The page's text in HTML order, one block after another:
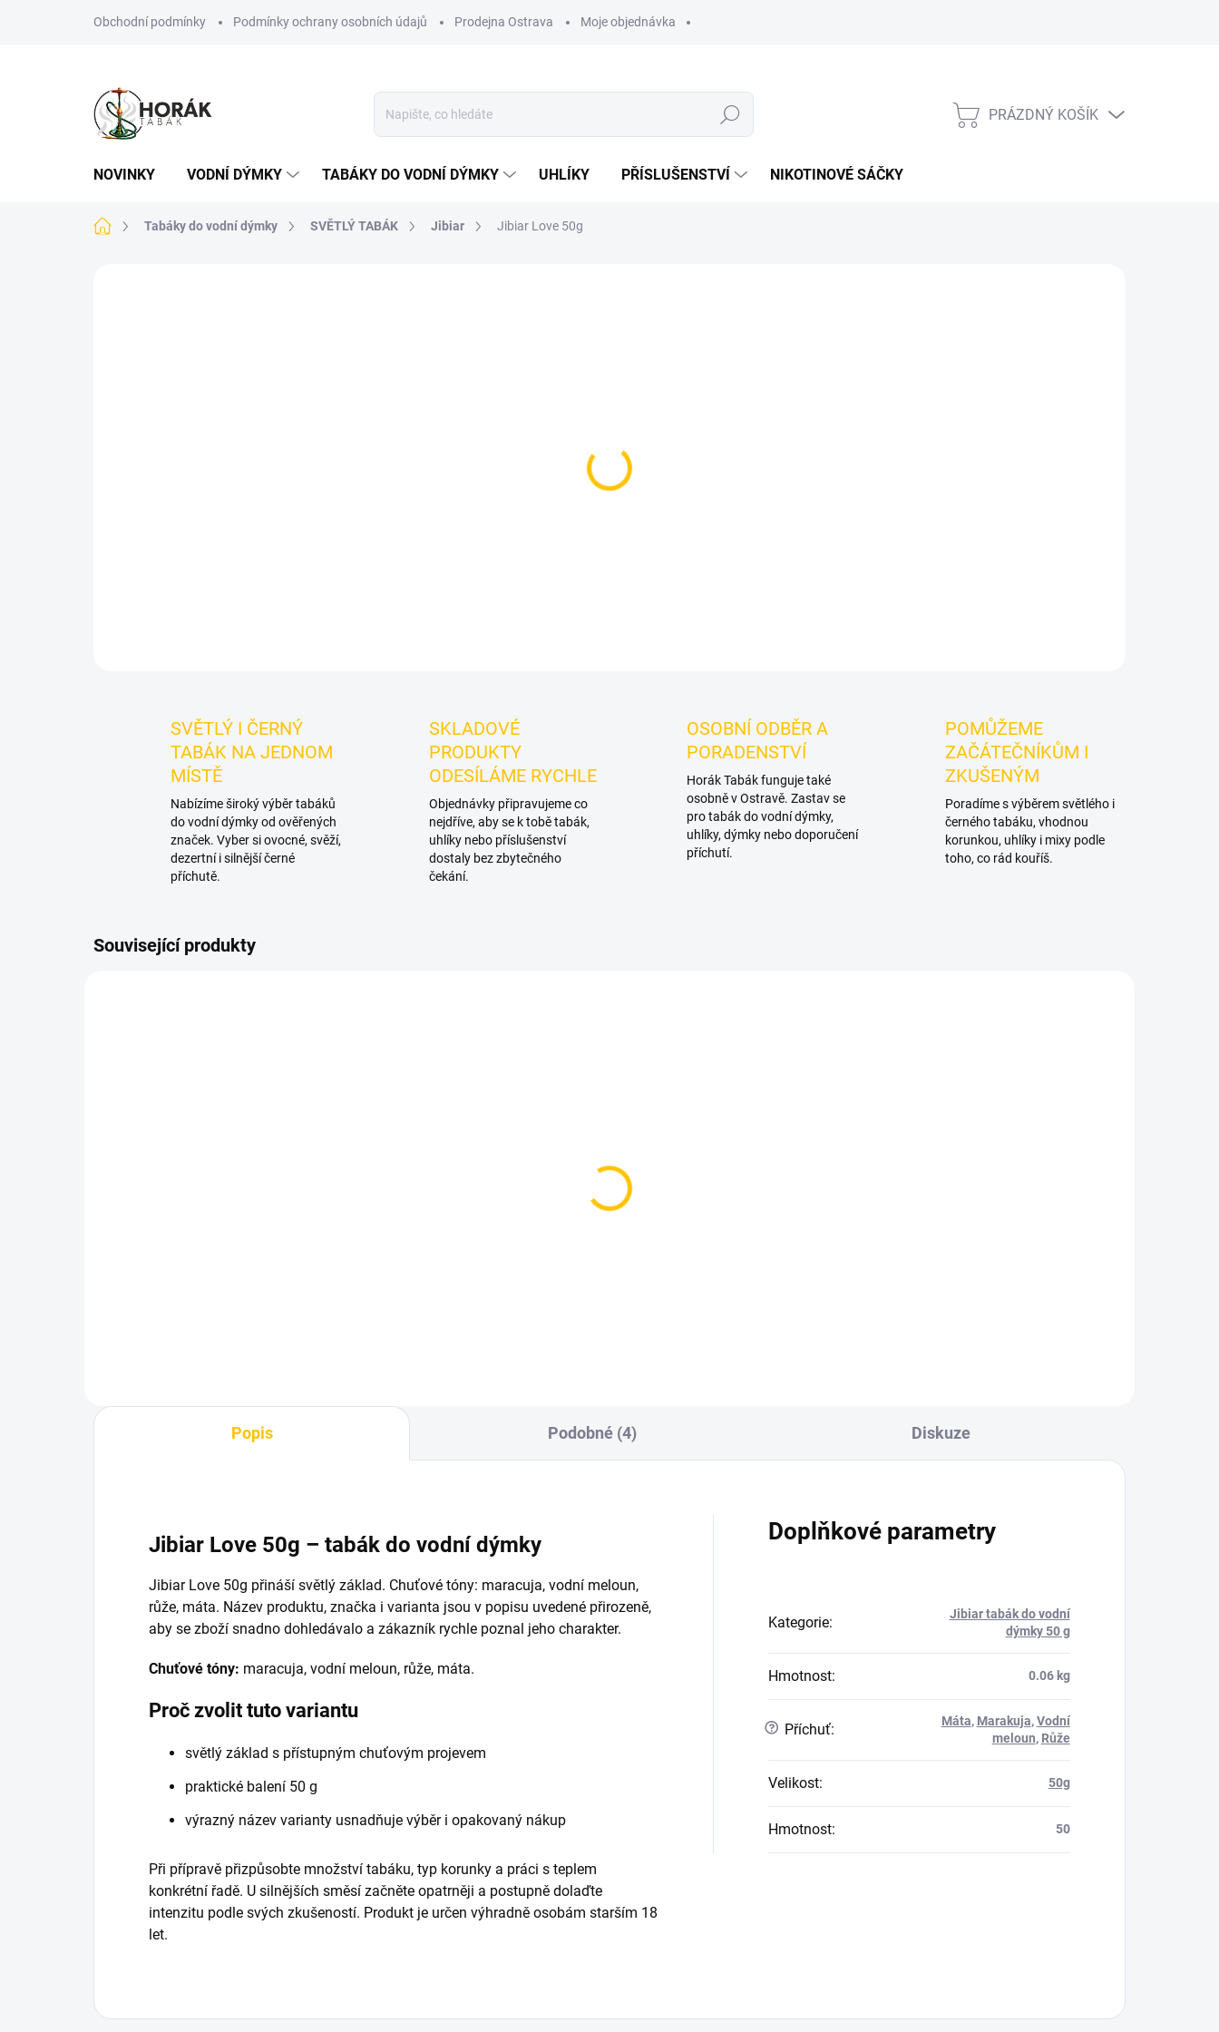
Obchodní podmínky Podmínky ochrany osobních údajů Prodejna Ostrava Moje objednávka
Hledat
NÁKUPNÍ
PRÁZDNÝ KOŠÍK
NOVINKY VODNÍ DÝMKY TABÁKY DO VODNÍ DÝMKY UHLÍKY PŘÍSLUŠENSTVÍ NIKOTINOVÉ SÁČKY
Domů Tabáky do vodní dýmky SVĚTLÝ TABÁK Jibiar Jibiar Love 50g
SVĚTLÝ I ČERNÝ
TABÁK NA JEDNOM
MÍSTĚ
Nabízíme široký výběr tabáků
do vodní dýmky od ověřených
značek. Vyber si ovocné, svěží,
dezertní i silnější černé
příchutě.
SKLADOVÉ
PRODUKTY
ODESÍLÁME RYCHLE
Objednávky připravujeme co
nejdříve, aby se k tobě tabák,
uhlíky nebo příslušenství
dostaly bez zbytečného
čekání.
OSOBNÍ ODBĚR A
PORADENSTVÍ
Horák Tabák funguje také
osobně v Ostravě. Zastav se
pro tabák do vodní dýmky,
uhlíky, dýmky nebo doporučení
příchutí.
POMŮŽEME
ZAČÁTEČNÍKŮM I
ZKUŠENÝM
Poradíme s výběrem světlého i
černého tabáku, vhodnou
korunkou, uhlíky i mixy podle
toho, co rád kouříš.
Související produkty
Popis Podobné (4) Diskuze
Jibiar Love 50g – tabák do vodní dýmky
Jibiar Love 50g přináší světlý základ. Chuťové tóny: maracuja, vodní meloun,
růže, máta. Název produktu, značka i varianta jsou v popisu uvedené přirozeně,
aby se zboží snadno dohledávalo a zákazník rychle poznal jeho charakter.
Chuťové tóny: maracuja, vodní meloun, růže, máta.
Proč zvolit tuto variantu
světlý základ s přístupným chuťovým projevem
praktické balení 50 g
výrazný název varianty usnadňuje výběr i opakovaný nákup
Při přípravě přizpůsobte množství tabáku, typ korunky a práci s teplem
konkrétní řadě. U silnějších směsí začněte opatrněji a postupně dolaďte
intenzitu podle svých zkušeností. Produkt je určen výhradně osobám starším 18
let.
Doplňkové parametry
Kategorie:
Jibiar tabák do vodní
dýmky 50 g
Hmotnost: 0.06 kg
? Příchuť: Máta, Marakuja,Vodní
meloun, Růže
Velikost: 50g
Hmotnost: 50